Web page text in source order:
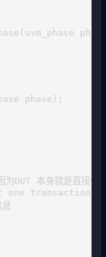
phase);
本身就是直接传递
one transaction,